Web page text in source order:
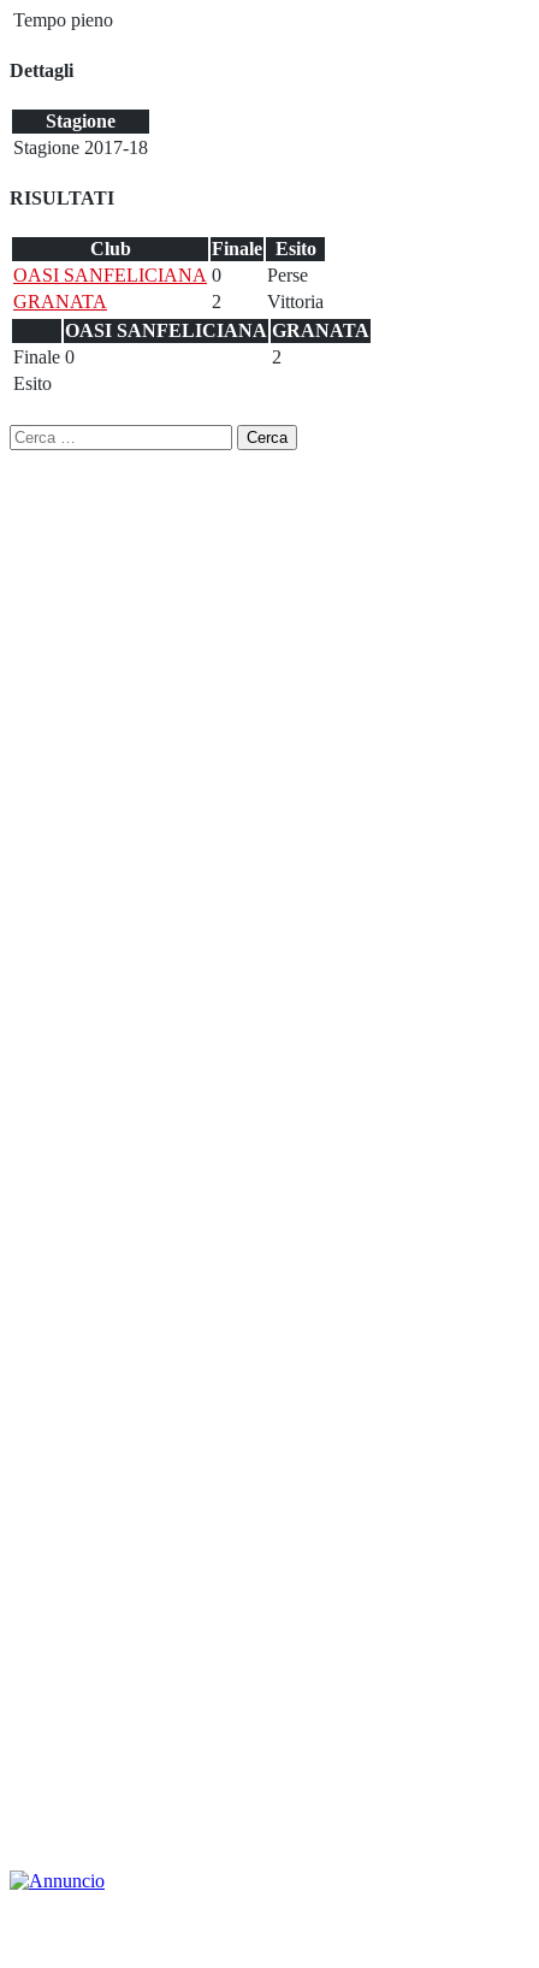
Tempo pieno
Dettagli
Stagione
Stagione 2017-18
RISULTATI
Club Finale
Esito
OASI SANFELICIANA 0
Perse
GRANATA
2
Vittoria
OASI SANFELICIANA GRANATA
Finale 0
2
Esito
Ricerca
per: